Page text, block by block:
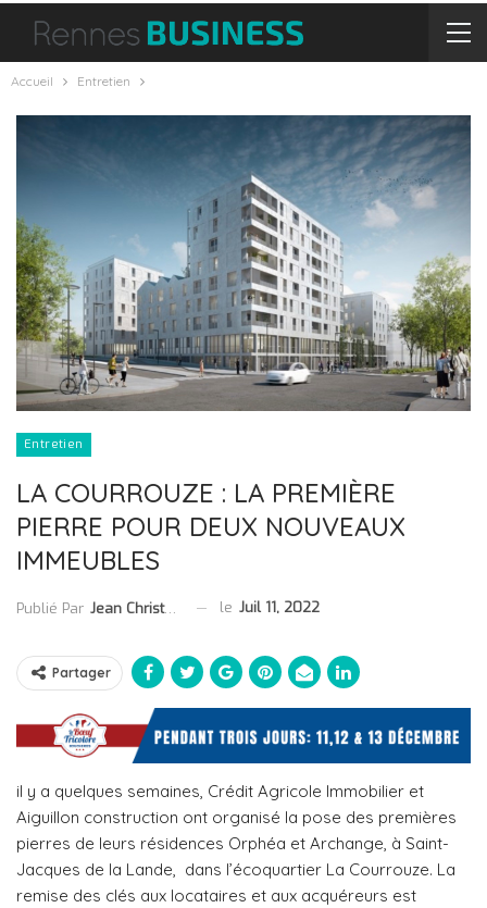
Accueil Entretien
Entretien
LA COURROUZE : LA PREMIÈRE
PIERRE POUR DEUX NOUVEAUX
IMMEUBLES
Publié Par Jean Christophe Collet le Juil 11, 2022
Partager
il y a quelques semaines, Crédit Agricole Immobilier et
Aiguillon construction ont organisé la pose des premières
pierres de leurs résidences Orphéa et Archange, à Saint-
Jacques de la Lande, dans l’écoquartier La Courrouze. La
remise des clés aux locataires et aux acquéreurs est